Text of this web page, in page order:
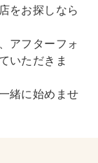
をお探しなら
アフターフォ
いただきま
緒に始めませ